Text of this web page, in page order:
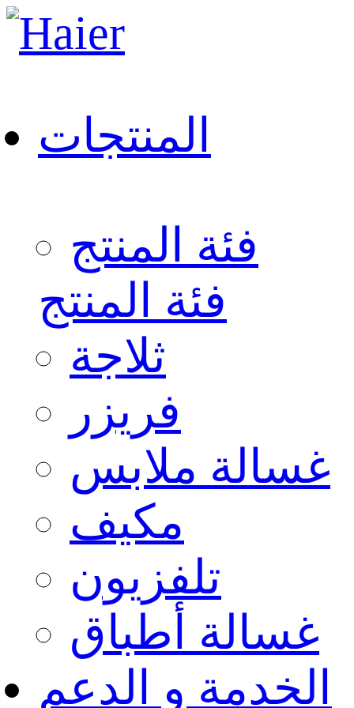
المنتجات
فئة المنتج
فئة المنتج
ثلاجة
فريزر
غسالة ملابس
مكيف
تلفزيون
غسالة أطباق
الخدمة و الدعم